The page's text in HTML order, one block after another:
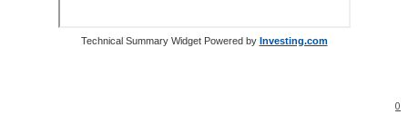
Technical Summary Widget Powered by Investing.com
0